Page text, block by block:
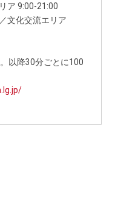
21:00
交流エリア
以降30分ごとに100